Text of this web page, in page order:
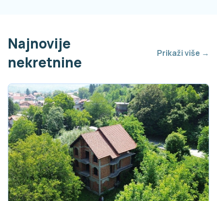
Najnovije
nekretnine
Prikaži više →